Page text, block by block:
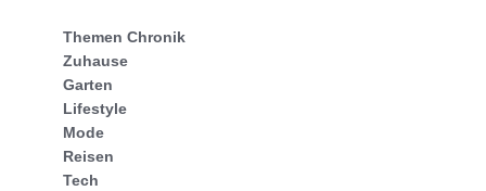
Themen Chronik
Zuhause
Garten
Lifestyle
Mode
Reisen
Tech